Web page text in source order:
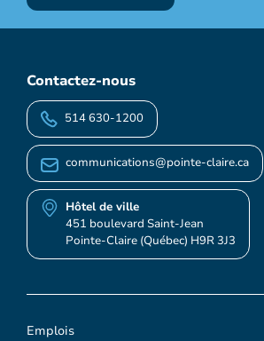
Emplois
Contactez-nous
514 630-1200
communications@pointe-claire.ca
Hôtel de ville
451 boulevard Saint-Jean
Pointe-Claire (Québec) H9R 3J3